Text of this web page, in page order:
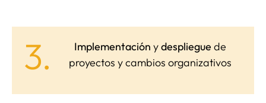
3. Implementación ydespliegue de
proyectos y cambios organizativos